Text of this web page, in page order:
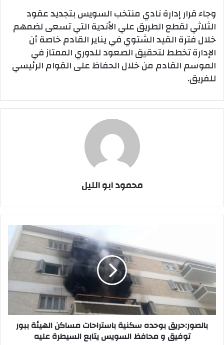
وجاء قرار إدارة نادي منتخب السويس بتجديد عقود
الثلاثي لقطع الطريق علي الأندية التي تسعى لضمهم
خلال فترة القيد الشتوي في يناير القادم خاصة أن
الإدارة تخطط لتحقيق الصعود للدوري الممتاز في
الموسم القادم من خلال الحفاظ على القوام الرئيسي
للفريق.
محمود ابو الليل
باستراحات
مساكن
الهيئة
ببور
توفيق
و
محافظ
بالصور:حريق بوحده سكنية باستراحات مساكن الهيئة ببور
توفيق و محافظ السويس يتابع السيطرة عليه